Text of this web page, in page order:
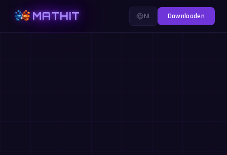
MATHIT NL Downloaden